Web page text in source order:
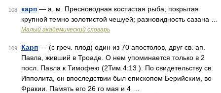
108 карп — а, м. Пресноводная костистая рыба, покрытая
крупной темно золотистой чешуей; разновидность сазана …
Малый академический словарь
109 Карп — (с греч. плод) один из 70 апостолов, друг св. ап.
Павла, живший в Троаде. О нем упоминается только в 2
посл. Павла к Тимофею (2Тим.4:13 ). По свидетельству св.
Ипполита, он впоследствии был епископом Берийским, во
Фракии. Память его 26 го мая и 4 …